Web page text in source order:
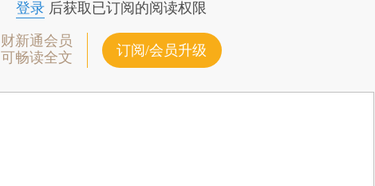
登录后获取已订阅的阅读权限
财新通会员
可畅读全文
订阅/会员升级